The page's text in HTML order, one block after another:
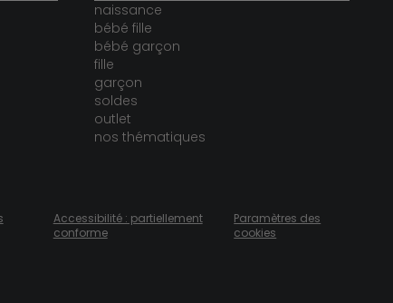
naissance
bébé fille
bébé garçon
fille
garçon
soldes
outlet
nos thématiques
Accessibilité : partiellement
conforme
Paramètres des
cookies